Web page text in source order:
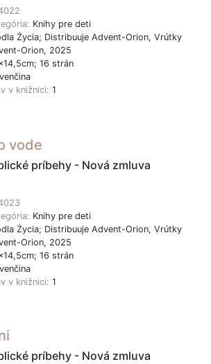
Knihy pre deti
Życia; Distribuuje Advent-Orion, Vrútky
Orion, 2025
16 strán
v knižnici: 1
vode
príbehy - Nová zmluva
Knihy pre deti
Życia; Distribuuje Advent-Orion, Vrútky
Orion, 2025
16 strán
v knižnici: 1
príbehy - Nová zmluva